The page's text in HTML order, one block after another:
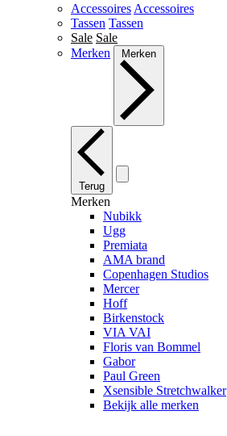
Accessoires Accessoires
Tassen Tassen
Sale Sale
Merken
Merken
Terug
Merken
Nubikk
Ugg
Premiata
AMA brand
Copenhagen Studios
Mercer
Hoff
Birkenstock
VIA VAI
Floris van Bommel
Gabor
Paul Green
Xsensible Stretchwalker
Bekijk alle merken